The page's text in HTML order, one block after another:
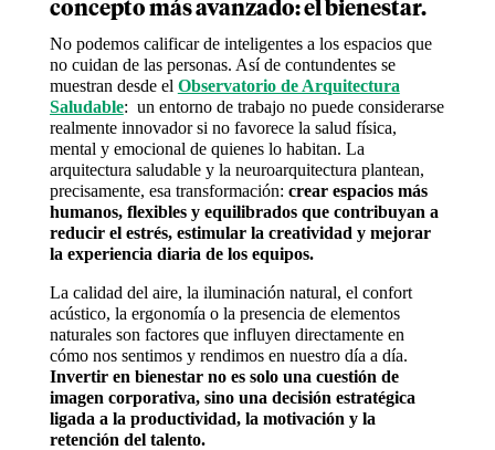
concepto más avanzado: el bienestar.
No podemos calificar de inteligentes a los espacios que
no cuidan de las personas. Así de contundentes se
muestran desde el Observatorio de Arquitectura
Saludable: un entorno de trabajo no puede considerarse
realmente innovador si no favorece la salud física,
mental y emocional de quienes lo habitan. La
arquitectura saludable y la neuroarquitectura plantean,
precisamente, esa transformación: crear espacios más
humanos, flexibles y equilibrados que contribuyan a
reducir el estrés, estimular la creatividad y mejorar
la experiencia diaria de los equipos.
La calidad del aire, la iluminación natural, el confort
acústico, la ergonomía o la presencia de elementos
naturales son factores que influyen directamente en
cómo nos sentimos y rendimos en nuestro día a día.
Invertir en bienestar no es solo una cuestión de
imagen corporativa, sino una decisión estratégica
ligada a la productividad, la motivación y la
retención del talento.